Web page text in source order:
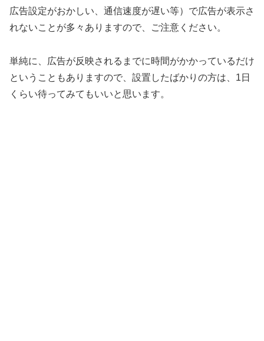
広告設定がおかしい、通信速度が遅い等）で広告が表示さ
れないことが多々ありますので、ご注意ください。
単純に、広告が反映されるまでに時間がかかっているだけ
ということもありますので、設置したばかりの方は、1日
くらい待ってみてもいいと思います。